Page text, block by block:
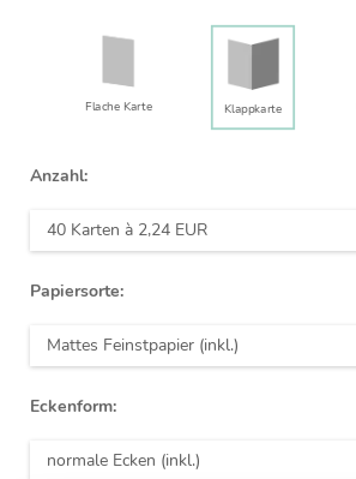
Flache Karte Klappkarte
Anzahl:
40 Karten à 2,24 EUR
Papiersorte:
Mattes Feinstpapier (inkl.)
Eckenform:
normale Ecken (inkl.)